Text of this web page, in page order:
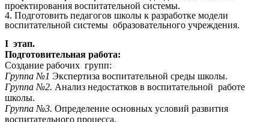
проектирования воспитательной системы.
4. Подготовить педагогов школы к разработке модели
воспитательной системы образовательного учреждения.
I этап.
Подготовительная работа:
Создание рабочих групп:
Группа №1 Экспертиза воспитательной среды школы.
Группа №2. Анализ недостатков в воспитательной работе
школы.
Группа №3. Определение основных условий развития
воспитательного процесса.